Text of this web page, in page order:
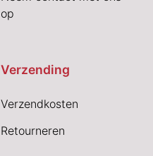
op
Verzending
Verzendkosten
Retourneren